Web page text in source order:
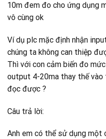
10m đem đo cho ứng dụng
vô cùng ok
Ví dụ plc mặc định nhận
chúng ta không can thiệp
Thì với con cảm biến đo
output 4-20ma thay thế vào
đọc được ?
Câu trả lời:
Anh em có thể sử dụng